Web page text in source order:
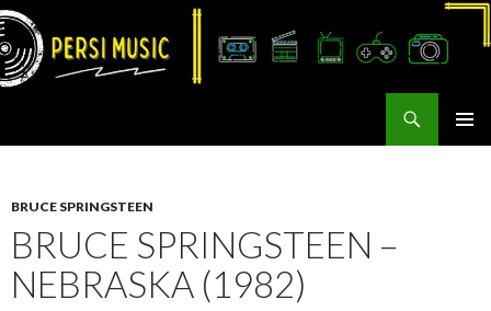
BRUCE SPRINGSTEEN
BRUCE SPRINGSTEEN –
NEBRASKA (1982)